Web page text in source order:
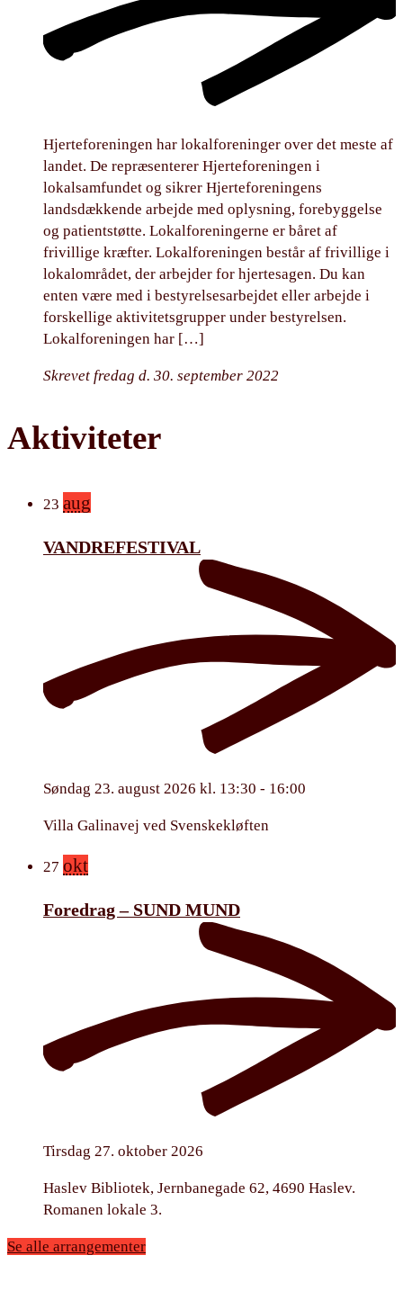
Hjerteforeningen har lokalforeninger over det meste af
landet. De repræsenterer Hjerteforeningen i
lokalsamfundet og sikrer Hjerteforeningens
landsdækkende arbejde med oplysning, forebyggelse
og patientstøtte. Lokalforeningerne er båret af
frivillige kræfter. Lokalforeningen består af frivillige i
lokalområdet, der arbejder for hjertesagen. Du kan
enten være med i bestyrelsesarbejdet eller arbejde i
forskellige aktivitetsgrupper under bestyrelsen.
Lokalforeningen har […]
Skrevet fredag d. 30. september 2022
Aktiviteter
23 aug
VANDREFESTIVAL
Søndag 23. august 2026 kl. 13:30 - 16:00
Villa Galinavej ved Svenskekløften
27 okt
Foredrag – SUND MUND
Tirsdag 27. oktober 2026
Haslev Bibliotek, Jernbanegade 62, 4690 Haslev.
Romanen lokale 3.
Se alle arrangementer